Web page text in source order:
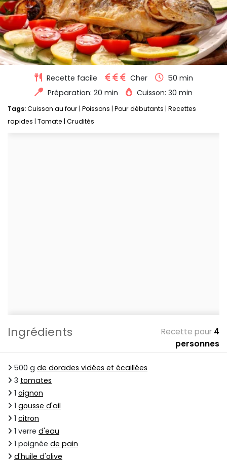
Recette facile Cher
50 min
Préparation: 20 min
Cuisson: 30 min
Tags:Cuisson au four Poissons Pour débutants Recettes
rapides Tomate Crudités
Ingrédients Recette pour 4
personnes
500 g de dorades vidées et écaillées
3 tomates
1 oignon
1 gousse d'ail
1 citron
1 verre d'eau
1 poignée de pain
d'huile d'olive